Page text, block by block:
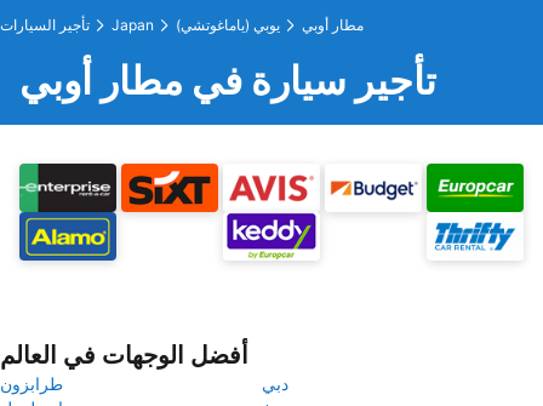
تأجير السيارات Japan يوبي (ياماغوتشي) مطار أوبي
تأجير سيارة في مطار أوبي
أفضل الوجهات في العالم
طرابزون
دبي